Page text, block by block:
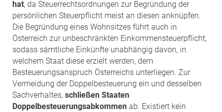
hat, da Steuerrechtsordnungen zur Begründung der
persönlichen Steuerpflicht meist an diesen anknüpfen.
Die Begründung eines Wohnsitzes führt auch in
Österreich zur unbeschränkten Einkommensteuerpflicht,
sodass sämtliche Einkünfte unabhängig davon, in
welchem Staat diese erzielt werden, dem
Besteuerungsanspruch Österreichs unterliegen. Zur
Vermeidung der Doppelbesteuerung ein und desselben
Sachverhaltes, schließen Staaten
Doppelbesteuerungsabkommen ab. Existiert kein